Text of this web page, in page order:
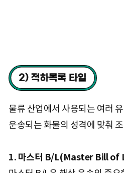
물류 산업에서 사용되는 여러
운송되는 화물의 성격에 맞춰
1. 마스터 B/L(Master Bill of